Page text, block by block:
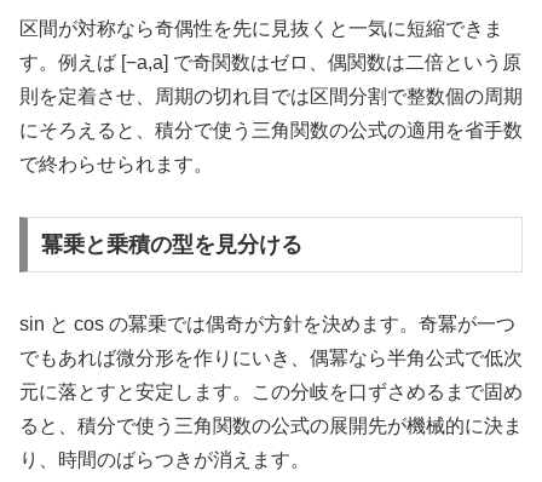
区間が対称なら奇偶性を先に見抜くと一気に短縮できま
す。例えば [−a,a] で奇関数はゼロ、偶関数は二倍という原
則を定着させ、周期の切れ目では区間分割で整数個の周期
にそろえると、積分で使う三角関数の公式の適用を省手数
で終わらせられます。
冪乗と乗積の型を見分ける
sin と cos の冪乗では偶奇が方針を決めます。奇冪が一つ
でもあれば微分形を作りにいき、偶冪なら半角公式で低次
元に落とすと安定します。この分岐を口ずさめるまで固め
ると、積分で使う三角関数の公式の展開先が機械的に決ま
り、時間のばらつきが消えます。